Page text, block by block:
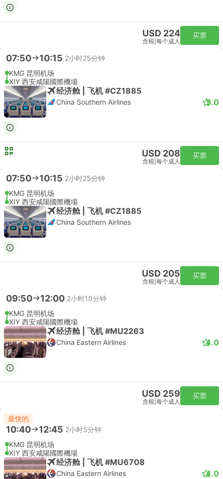
USD 224
含税 每个成人
买票
07:50 10:15 2小时25分钟
KMG 昆明机场
XIY 西安咸陽國際機場
经济舱 | 飞机 #CZ1885
China Southern Airlines 5.0
USD 208
含税 每个成人
买票
07:50 10:15 2小时25分钟
KMG 昆明机场
XIY 西安咸陽國際機場
经济舱 | 飞机 #CZ1885
China Southern Airlines
USD 205
含税 每个成人
买票
09:50 12:00 2小时10分钟
KMG 昆明机场
XIY 西安咸陽國際機場
经济舱 | 飞机 #MU2263
China Eastern Airlines 4.0
USD 259
含税 每个成人
买票
最快的
10:40 12:45 2小时5分钟
KMG 昆明机场
XIY 西安咸陽國際機場
经济舱 | 飞机 #MU6708
China Eastern Airlines 4.0